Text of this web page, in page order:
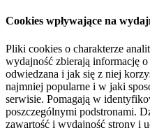
Cookies wpływające na
Pliki cookies o charakterze
wydajność zbierają informację
odwiedzana i jak się z niej
najmniej popularne i w jaki
serwisie. Pomagają w
poszczególnymi podstronami.
zawartość i wydajność strony i